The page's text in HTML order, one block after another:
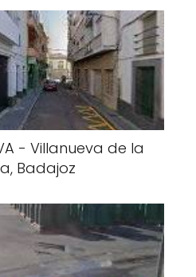
- Villanueva de la
Badajoz